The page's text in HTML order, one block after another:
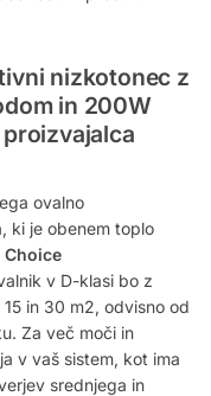
nizkotonec z
in 200W
ovalno
ki je obenem toplo
Choice
v D-klasi bo z
in 30 m2, odvisno od
Za več moči in
v vaš sistem, kot ima
srednjega in